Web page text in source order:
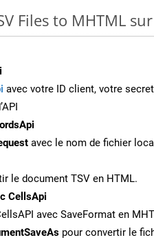
Files to MHTML
avec votre ID client, votre
avec le nom de fichier
le document TSV en HTML.
CellsApi
avec SaveFormat en
pour convertir le